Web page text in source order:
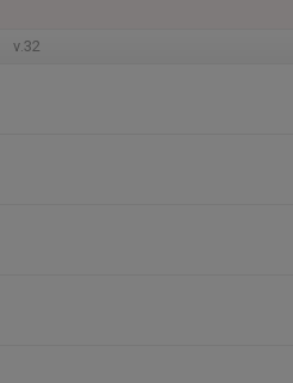
v.32